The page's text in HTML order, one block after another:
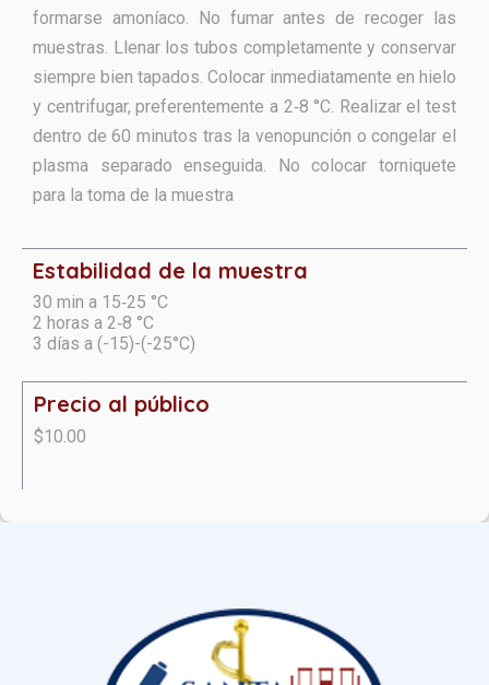
formarse amoníaco. No fumar antes de recoger las
muestras. Llenar los tubos completamente y conservar
siempre bien tapados. Colocar inmediatamente en hielo
y centrifugar, preferentemente a 2‑8 °C. Realizar el test
dentro de 60 minutos tras la venopunción o congelar el
plasma separado enseguida. No colocar torniquete
para la toma de la muestra
Estabilidad de la muestra
30 min a 15‑25 °C
2 horas a 2‑8 °C
3 días a (-15)-(-25°C)
Precio al público
$10.00